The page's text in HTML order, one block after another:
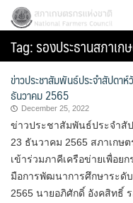
Skip
content
สภาเกษตรกรแห่งชาติ
Tag:รองประธานสภาเ
ข่าวประชาสัมพันธ์ประจำสัปดา
ธันวาคม 2565
December 25, 2022
ข่าวประชาสัมพันธ์ประจำสั
23 ธันวาคม 2565 สภาเกษ
เข้าร่วมภาคีเครือข่ายเพื่อย
มือการพัฒนาการศึกษาร
2565 นายอภิศักดิ์ อังคสิทธิ์